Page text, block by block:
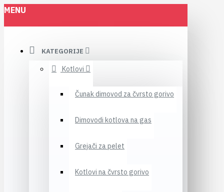
MENU
KATEGORIJE
Kotlovi
Čunak dimovod za čvrsto gorivo
Dimovodi kotlova na gas
Grejači za pelet
Kotlovi na čvrsto gorivo